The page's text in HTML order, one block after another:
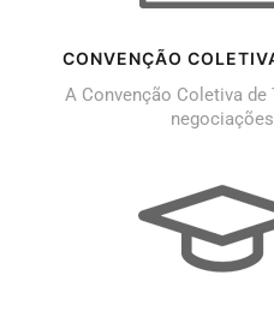
CONVENÇÃO
A Convenção Coletiva